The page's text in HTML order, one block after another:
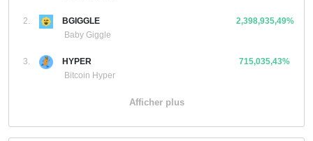
2.
BGIGGLE
Baby Giggle
2,398,935,49%
3.
HYPER
Bitcoin Hyper
715,035,43%
Afficher plus